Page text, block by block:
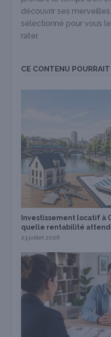
découvrir ses
sélectionné pour vous
rater.
CE CONTENU
Investissement locatif à
quelle rentabilité
23 juillet 2026